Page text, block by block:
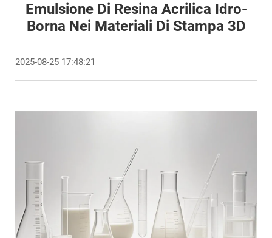
Emulsione Di Resina Acrilica Idro-
Borna Nei Materiali Di Stampa 3D
2025-08-25 17:48:21